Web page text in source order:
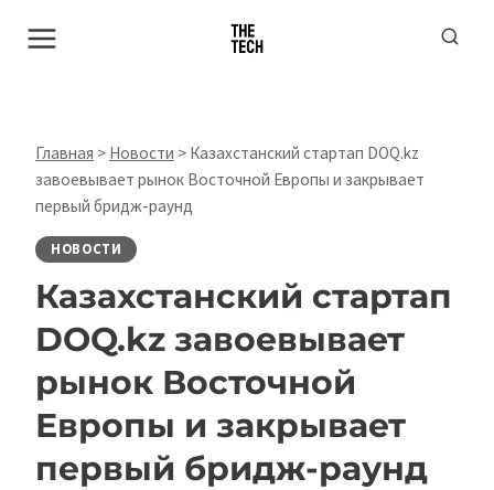
Главная > Новости > Казахстанский стартап DOQ.kz
завоевывает рынок Восточной Европы и закрывает
первый бридж-раунд
НОВОСТИ
Казахстанский стартап
DOQ.kz завоевывает
рынок Восточной
Европы и закрывает
первый бридж-раунд